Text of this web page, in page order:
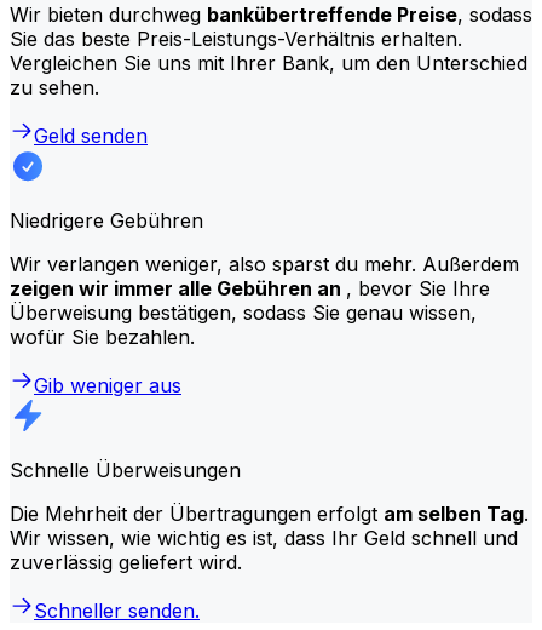
Wir bieten durchweg bankübertreffende Preise, sodass
Sie das beste Preis-Leistungs-Verhältnis erhalten.
Vergleichen Sie uns mit Ihrer Bank, um den Unterschied
zu sehen.
Geld senden
Niedrigere Gebühren
Wir verlangen weniger, also sparst du mehr. Außerdem
zeigen wir immer alle Gebühren an , bevor Sie Ihre
Überweisung bestätigen, sodass Sie genau wissen,
wofür Sie bezahlen.
Gib weniger aus
Schnelle Überweisungen
Die Mehrheit der Übertragungen erfolgt am selben Tag.
Wir wissen, wie wichtig es ist, dass Ihr Geld schnell und
zuverlässig geliefert wird.
Schneller senden.